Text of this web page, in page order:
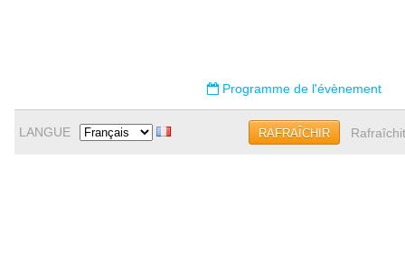
Programme de l'évènement
LANGUE RAFRAÎCHIR